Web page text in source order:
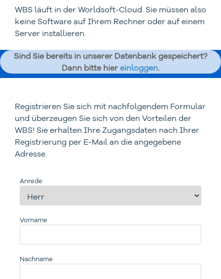
WBS läuft in der Worldsoft-Cloud. Sie müssen also
keine Software auf Ihrem Rechner oder auf einem
Server installieren.
Sind Sie bereits in unserer Datenbank gespeichert?
Dann bitte hier einloggen.
Registrieren Sie sich mit nachfolgendem Formular
und überzeugen Sie sich von den Vorteilen der
WBS! Sie erhalten Ihre Zugangsdaten nach Ihrer
Registrierung per E-Mail an die angegebene
Adresse.
Anrede
Vorname
Nachname